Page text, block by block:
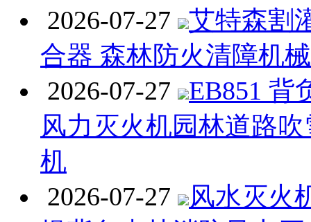
2026-07-27
艾特森割
合器 森林防火清障机
2026-07-27
EB851 背
风力灭火机园林道路
机
2026-07-27
风水灭火